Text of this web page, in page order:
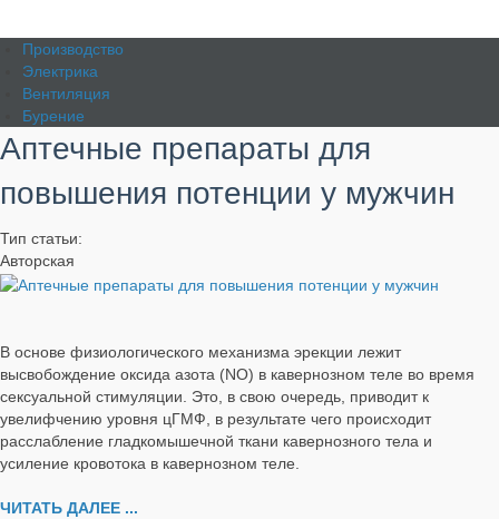
Производство
Электрика
Вентиляция
Бурение
Аптечные препараты для
повышения потенции у мужчин
Тип статьи:
Авторская
В основе физиологического механизма эрекции лежит
высвобождение оксида азота (NО) в кавернозном теле во время
сексуальной стимуляции. Это, в свою очередь, приводит к
увелифчению уровня цГМФ, в результате чего происходит
расслабление гладкомышечной ткани кавернозного тела и
усиление кровотока в кавернозном теле.
ЧИТАТЬ ДАЛЕЕ ...